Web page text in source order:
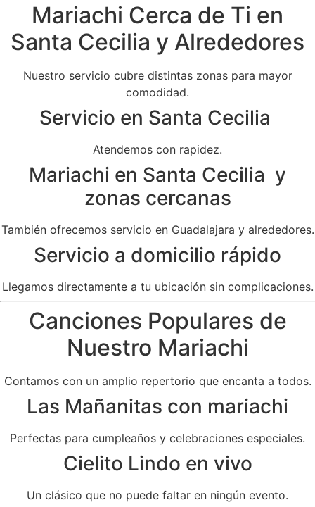
Mariachi Cerca de Ti en
Santa Cecilia y Alrededores
Nuestro servicio cubre distintas zonas para mayor
comodidad.
Servicio en Santa Cecilia
Atendemos con rapidez.
Mariachi en Santa Cecilia y
zonas cercanas
También ofrecemos servicio en Guadalajara y alrededores.
Servicio a domicilio rápido
Llegamos directamente a tu ubicación sin complicaciones.
Canciones Populares de
Nuestro Mariachi
Contamos con un amplio repertorio que encanta a todos.
Las Mañanitas con mariachi
Perfectas para cumpleaños y celebraciones especiales.
Cielito Lindo en vivo
Un clásico que no puede faltar en ningún evento.